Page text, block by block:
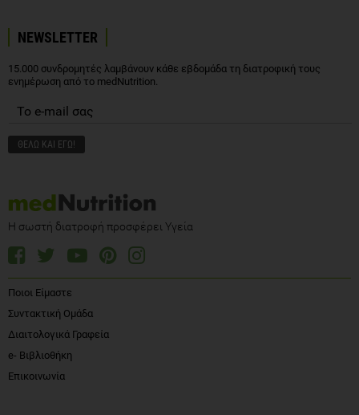
NEWSLETTER
15.000 συνδρομητές λαμβάνουν κάθε εβδομάδα τη διατροφική τους
ενημέρωση από το medNutrition.
Η σωστή διατροφή προσφέρει Υγεία
Ποιοι Είμαστε
Συντακτική Ομάδα
Διαιτολογικά Γραφεία
e- Βιβλιοθήκη
Επικοινωνία